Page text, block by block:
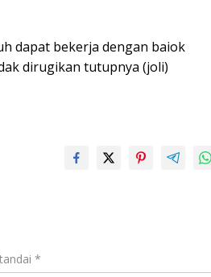
dapat bekerja dengan baiok
dirugikan tutupnya (joli)
*